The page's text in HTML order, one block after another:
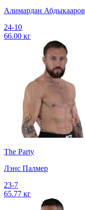
Алимардан Абдыкааров
24-10
66.00 кг
The Party
Лэнс Палмер
23-7
65.77 кг